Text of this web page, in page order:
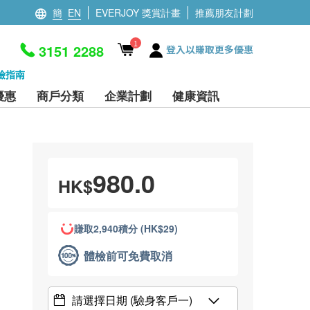
簡 EN EVERJOY 獎賞計畫 推薦朋友計劃
指南
3151 2288 1 登入以賺取更多優惠
惠 商戶分類 企業計劃 健康資訊
HK$980.0
賺取2,940積分 (HK$29)
體檢前可免費取消
請選擇日期 (驗身客戶一)